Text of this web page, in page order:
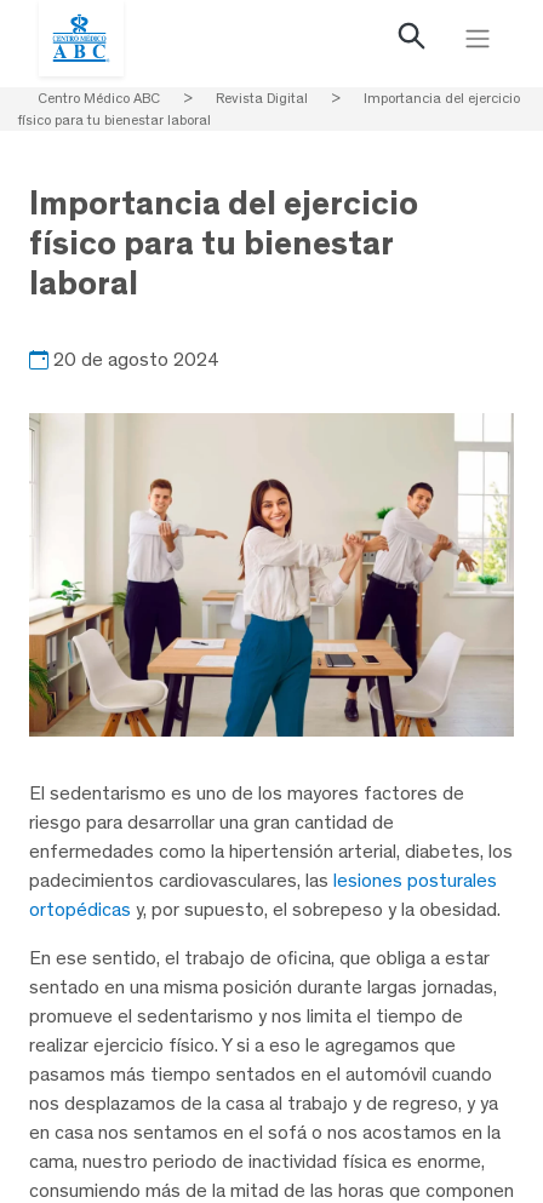
Centro Médico ABC > Revista Digital >
Importancia del ejercicio
físico para tu bienestar laboral
Importancia del ejercicio
físico para tu bienestar
laboral
20 de agosto 2024
El sedentarismo es uno de los mayores factores de
riesgo para desarrollar una gran cantidad de
enfermedades como la hipertensión arterial, diabetes, los
padecimientos cardiovasculares, las lesiones posturales
ortopédicas y, por supuesto, el sobrepeso y la obesidad.
En ese sentido, el trabajo de oficina, que obliga a estar
sentado en una misma posición durante largas jornadas,
promueve el sedentarismo y nos limita el tiempo de
realizar ejercicio físico. Y si a eso le agregamos que
pasamos más tiempo sentados en el automóvil cuando
nos desplazamos de la casa al trabajo y de regreso, y ya
en casa nos sentamos en el sofá o nos acostamos en la
cama, nuestro periodo de inactividad física es enorme,
consumiendo más de la mitad de las horas que componen